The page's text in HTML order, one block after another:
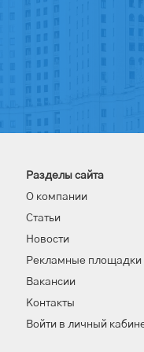
Разделы сайта
О компании
Статьи
Новости
Рекламные площадки
Вакансии
Контакты
Войти в личный